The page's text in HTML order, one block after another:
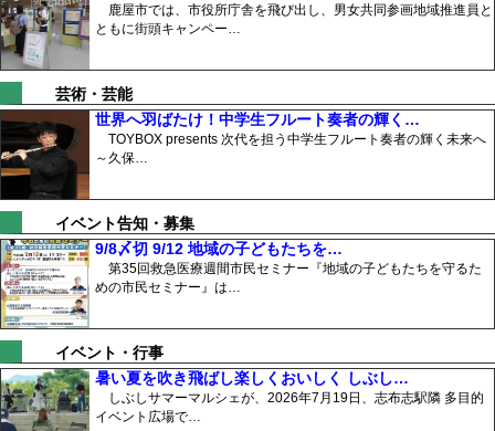
鹿屋市では、市役所庁舎を飛び出し、男女共同参画地域推進員と
ともに街頭キャンペー…
芸術・芸能
世界へ羽ばたけ！中学生フルート奏者の輝く…
TOYBOX presents 次代を担う中学生フルート奏者の輝く未来へ
～久保…
イベント告知・募集
9/8〆切 9/12 地域の子どもたちを…
第35回救急医療週間市民セミナー『地域の子どもたちを守るた
めの市民セミナー』は…
イベント・行事
暑い夏を吹き飛ばし楽しくおいしく しぶし…
しぶしサマーマルシェが、2026年7月19日、志布志駅隣 多目的
イベント広場で…